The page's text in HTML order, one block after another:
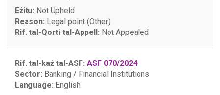
Eżitu: Not Upheld
Reason: Legal point (Other)
Rif. tal-Qorti tal-Appell: Not Appealed
Rif. tal-każ tal-ASF: ASF 070/2024
Sector: Banking / Financial Institutions
Language: English